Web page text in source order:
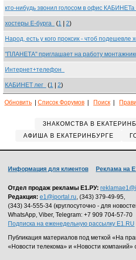
кто-нибудь звонил голосом в офис КАБИНЕТа
хостеры Е-бурга (1 2)
Народ, есть у кого проксик - чтоб подешевле
"ПЛАНЕТА" приглашает на работу
Интернет+телефон
КАБИНЕТ лег (1 2)
Обновить Список Форумов Поиск
ЗНАКОМСТВА В
АФИША В ЕКАТЕРИНБУРГЕ
Информация для клиентов Реклама на
Отдел продаж рекламы Е1.РУ:
Редакция: e1@iportal.ru, (343) 379-49-95,
(343) 34-555-34 (круглосуточно - для
WhatsApp, Viber, Telegram: +7 909 704-57-70
Подписка на еженедельную рассылку E1.RU
Публикация материалов под меткой «На
«Новости телекома» и «Новости компаний»